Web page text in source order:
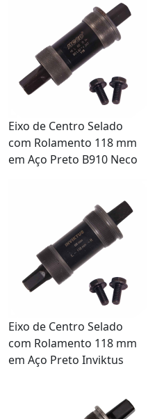
Eixo de Centro Selado
com Rolamento 118 mm
em Aço Preto B910 Neco
Eixo de Centro Selado
com Rolamento 118 mm
em Aço Preto Inviktus